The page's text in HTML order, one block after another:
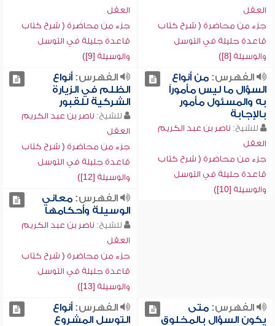
العقل
جزء من محاضرة ( شرح كتاب
قاعدة جليلة في التوسل
والوسيلة [8])
العقل
جزء من محاضرة ( شرح كتاب
قاعدة جليلة في التوسل
والوسيلة [9])
الفهرس:من أنواع
السؤال ما ليس مأموراً
به والمسئول مأمور
بالإجابة
للشيخ: ناصر بن عبد الكريم
العقل
جزء من محاضرة ( شرح كتاب
قاعدة جليلة في التوسل
والوسيلة [10])
الفهرس:أنواع
الظلم في الزيارة
الشركية للقبور
للشيخ: ناصر بن عبد الكريم
العقل
جزء من محاضرة ( شرح كتاب
قاعدة جليلة في التوسل
والوسيلة [12])
الفهرس:معاني
الوسيلة وأحكامها
للشيخ: ناصر بن عبد الكريم
العقل
جزء من محاضرة ( شرح كتاب
قاعدة جليلة في التوسل
والوسيلة [13])
الفهرس:متى
يكون السؤال بالمخلوق
الفهرس:أنواع
التوسل المشروع